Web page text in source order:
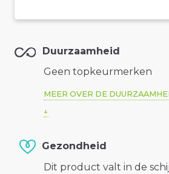
Duurzaamheid
Geen topkeurmerken
MEER OVER DE
Gezondheid
Dit product valt in de